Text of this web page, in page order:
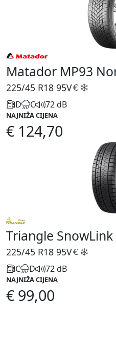
Matador MP93
225/45 R18 95V
D C 72 dB
NAJNIŽA CIJENA
€ 124,70
Triangle SnowLink
225/45 R18 95V
C D 72 dB
NAJNIŽA CIJENA
€ 99,00